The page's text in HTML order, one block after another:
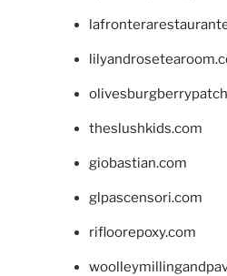
theslushkids.com
giobastian.com
glpascensori.com
rifloorepoxy.com